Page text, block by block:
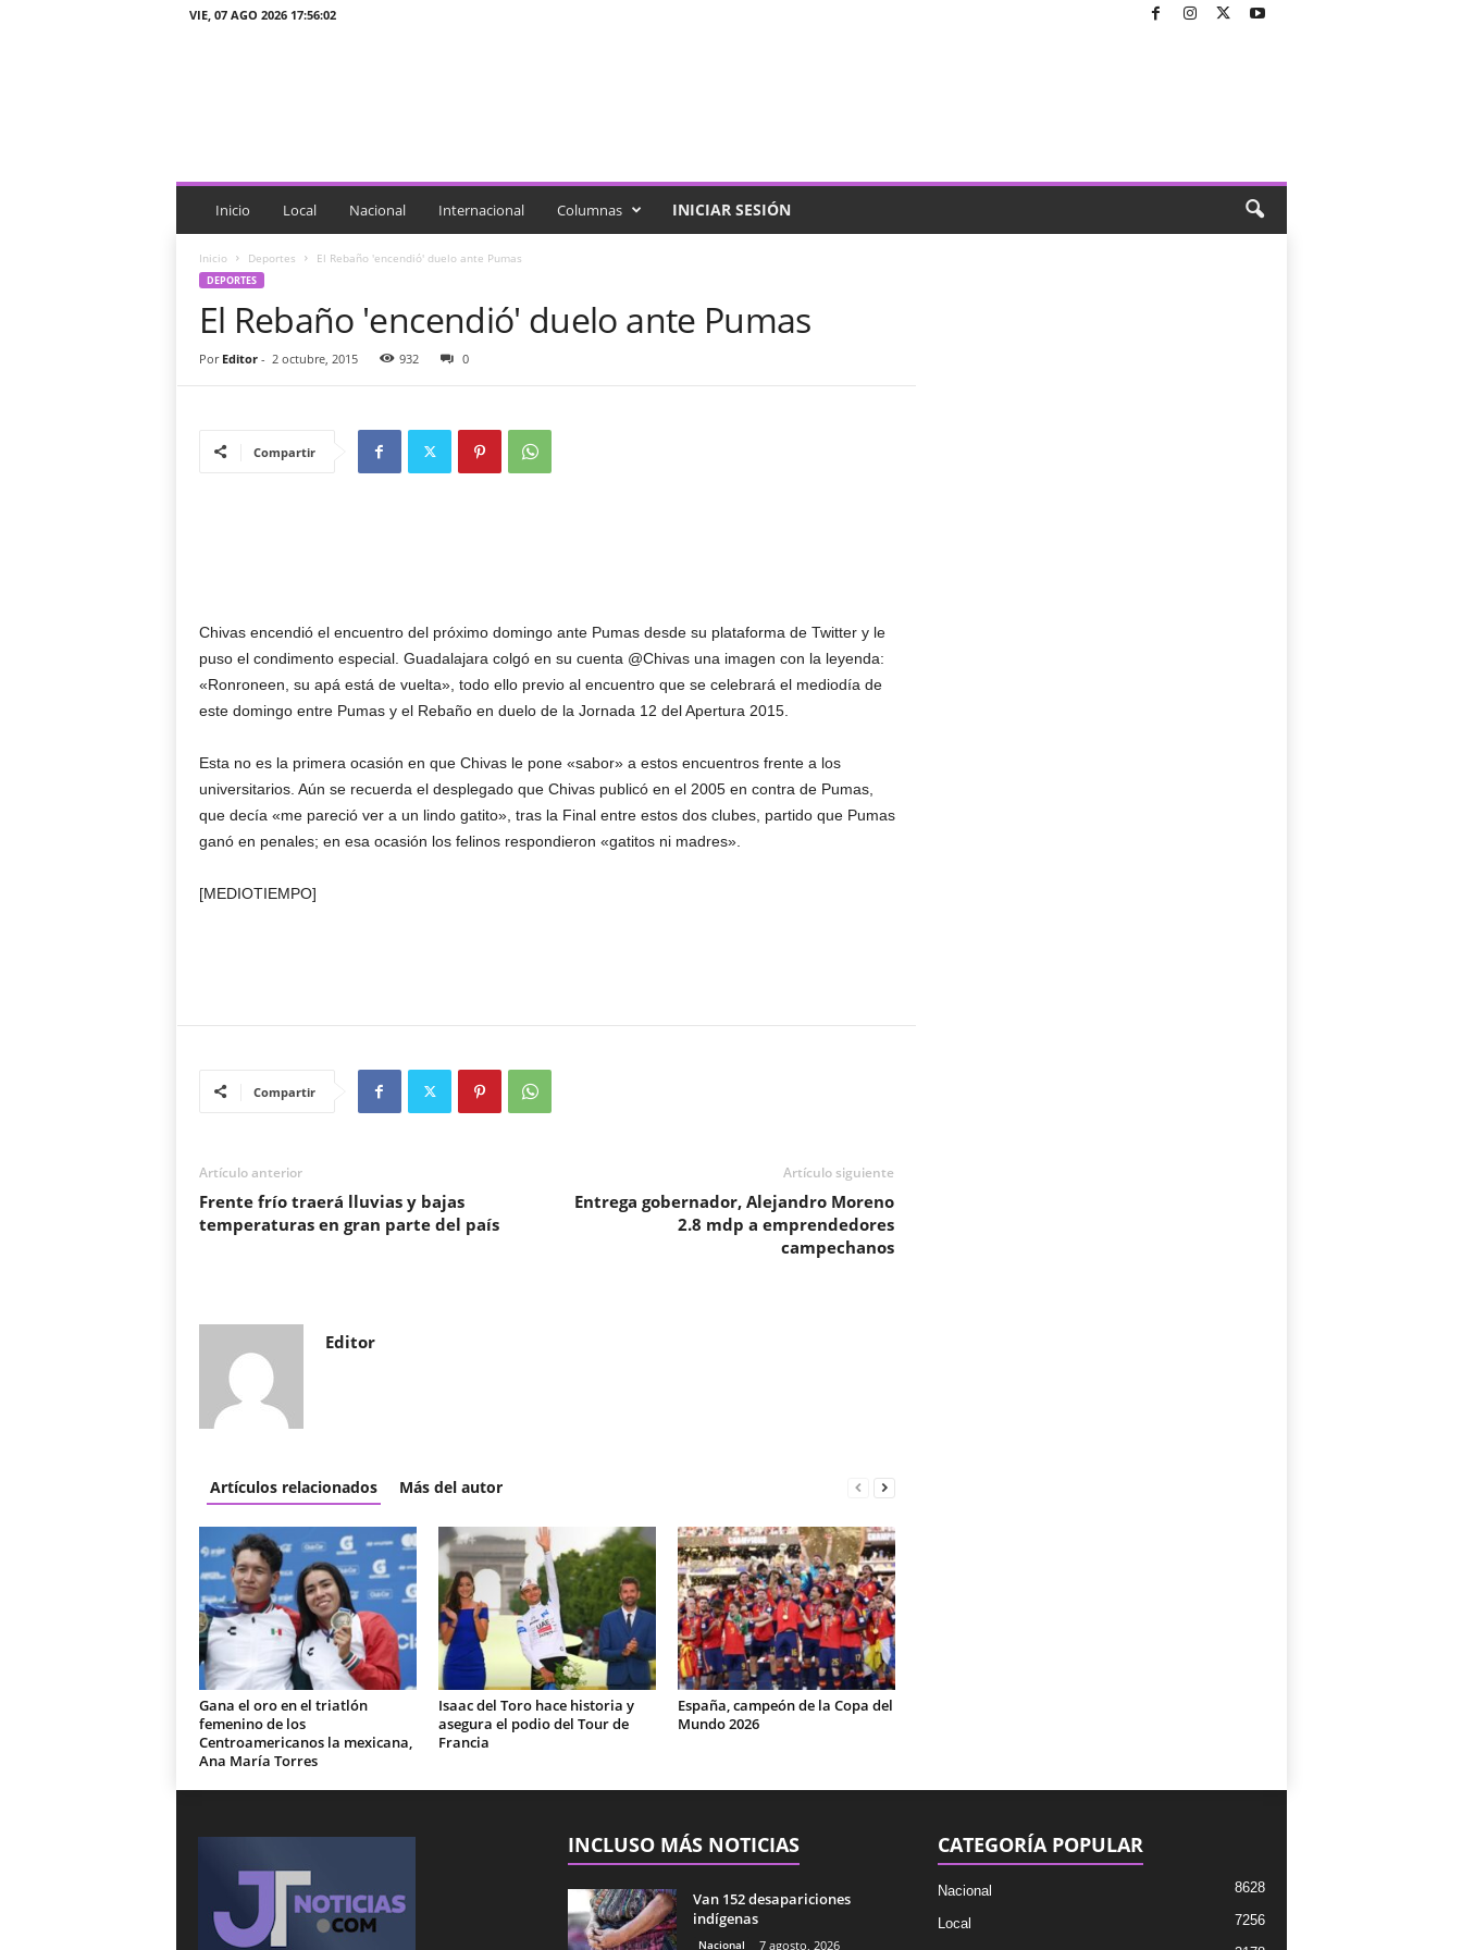
VIE, 07 AGO 2026 17:56:02
c
a
Inicio Local Nacional Internacional Columnas INICIAR SESIÓN
Inicio Deportes El Rebaño 'encendió' duelo ante Pumas
DEPORTES
El Rebaño 'encendió' duelo ante Pumas
Por Editor- 2 octubre, 2015 932 0
Compartir
Chivas encendió el encuentro del próximo domingo ante Pumas desde su plataforma de Twitter y le
puso el condimento especial. Guadalajara colgó en su cuenta @Chivas una imagen con la leyenda:
«Ronroneen, su apá está de vuelta», todo ello previo al encuentro que se celebrará el mediodía de
este domingo entre Pumas y el Rebaño en duelo de la Jornada 12 del Apertura 2015.
Esta no es la primera ocasión en que Chivas le pone «sabor» a estos encuentros frente a los
universitarios. Aún se recuerda el desplegado que Chivas publicó en el 2005 en contra de Pumas,
que decía «me pareció ver a un lindo gatito», tras la Final entre estos dos clubes, partido que Pumas
ganó en penales; en esa ocasión los felinos respondieron «gatitos ni madres».
[MEDIOTIEMPO]
Compartir
Artículo anterior
Frente frío traerá lluvias y bajas
temperaturas en gran parte del país
Artículo siguiente
Entrega gobernador, Alejandro Moreno
2.8 mdp a emprendedores
campechanos
Editor
Artículos relacionados Más del autor
Gana el oro en el triatlón
femenino de los
Centroamericanos la mexicana,
Ana María Torres
Isaac del Toro hace historia y
asegura el podio del Tour de
Francia
España, campeón de la Copa del
Mundo 2026
INCLUSO MÁS NOTICIAS
Van 152 desapariciones
indígenas
Nacional 7 agosto, 2026
CATEGORÍA POPULAR
Nacional 8628
Local 7256